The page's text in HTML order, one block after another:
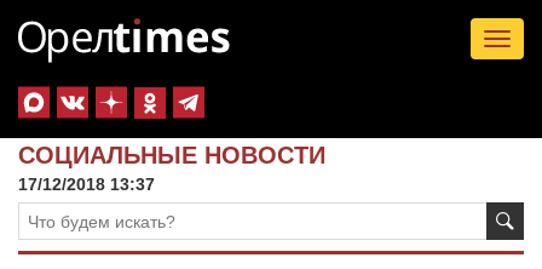
СОЦИАЛЬНЫЕ НОВОСТИ
17/12/2018 13:37